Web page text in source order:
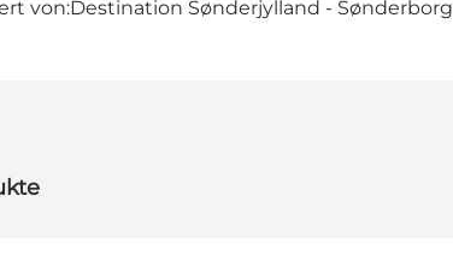
von:Destination Sønderjylland - Sønderborg